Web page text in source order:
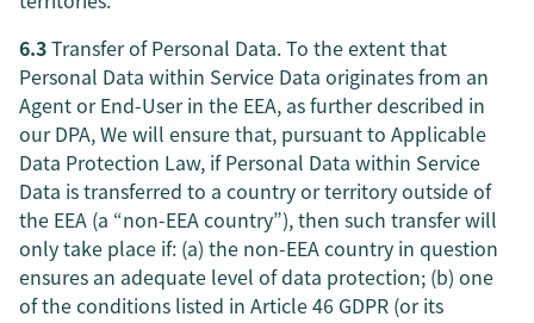
6.3Transfer of Personal Data. To the extent that
Personal Data within Service Data originates from an
Agent or End-User in the EEA, as further described in
our DPA, We will ensure that, pursuant to Applicable
Data Protection Law, if Personal Data within Service
Data is transferred to a country or territory outside of
the EEA (a “non-EEA country”), then such transfer will
only take place if: (a) the non-EEA country in question
ensures an adequate level of data protection; (b) one
of the conditions listed in Article 46 GDPR (or its